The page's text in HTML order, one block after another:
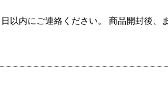
以内にご連絡ください。 商品開封後、